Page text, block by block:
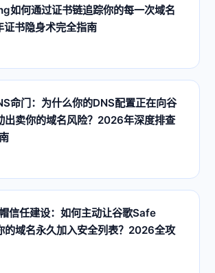
如何通过证书链追踪你的每一次域名
书隐身术完全指南
命门：为什么你的DNS配置正在向谷
出卖你的域名风险？2026年深度排查
信任建设：如何主动让谷歌Safe
域名永久加入安全列表？2026全攻